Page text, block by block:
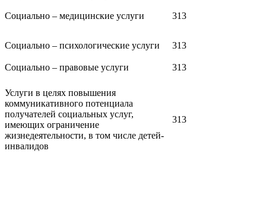
Социально – медицинские услуги 313
Социально – психологические услуги 313
Социально – правовые услуги 313
Услуги в целях повышения
коммуникативного потенциала
получателей социальных услуг,
имеющих ограничение
жизнедеятельности, в том числе детей-
инвалидов
313